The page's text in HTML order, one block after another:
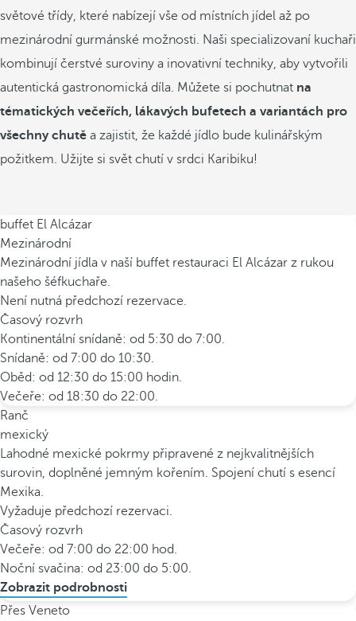
světové třídy, které nabízejí vše od místních jídel až po
mezinárodní gurmánské možnosti. Naši specializovaní kuchaři
kombinují čerstvé suroviny a inovativní techniky, aby vytvořili
autentická gastronomická díla. Můžete si pochutnat na
tématických večeřích, lákavých bufetech a variantách pro
všechny chutě a zajistit, že každé jídlo bude kulinářským
požitkem. Užijte si svět chutí v srdci Karibiku!
buffet El Alcázar
Mezinárodní
Mezinárodní jídla v naší buffet restauraci El Alcázar z rukou
našeho šéfkuchaře.
Není nutná předchozí rezervace.
Časový rozvrh
Kontinentální snídaně: od 5:30 do 7:00.
Snídaně: od 7:00 do 10:30.
Oběd: od 12:30 do 15:00 hodin.
Večeře: od 18:30 do 22:00.
Ranč
mexický
Lahodné mexické pokrmy připravené z nejkvalitnějších
surovin, doplněné jemným kořením. Spojení chutí s esencí
Mexika.
Vyžaduje předchozí rezervaci.
Časový rozvrh
Večeře: od 7:00 do 22:00 hod.
Noční svačina: od 23:00 do 5:00.
Zobrazit podrobnosti
Přes Veneto